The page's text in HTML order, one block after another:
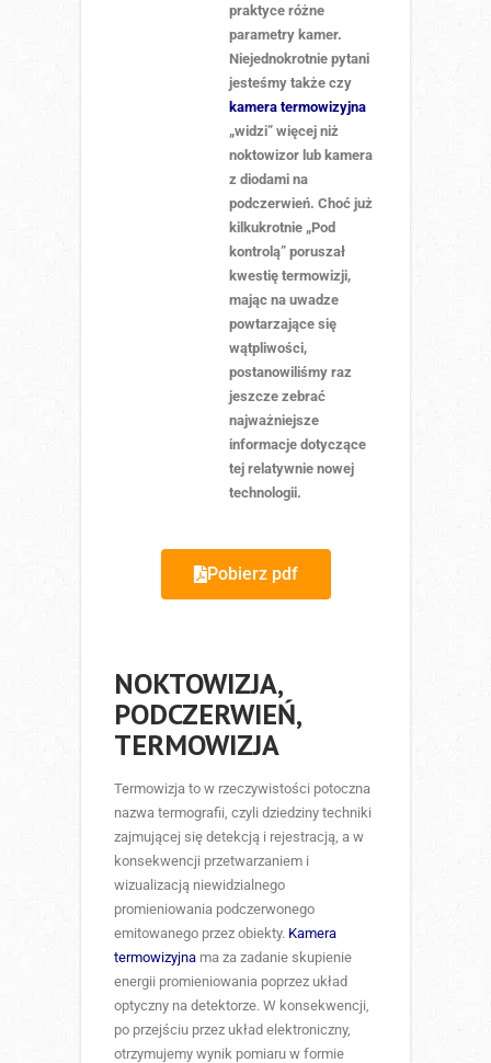
praktyce różne
parametry kamer.
Niejednokrotnie pytani
jesteśmy także czy
kamera termowizyjna
„widzi” więcej niż
noktowizor lub kamera
z diodami na
podczerwień. Choć już
kilkukrotnie „Pod
kontrolą” poruszał
kwestię termowizji,
mając na uwadze
powtarzające się
wątpliwości,
postanowiliśmy raz
jeszcze zebrać
najważniejsze
informacje dotyczące
tej relatywnie nowej
technologii.
Pobierz pdf
NOKTOWIZJA,
PODCZERWIEŃ,
TERMOWIZJA
Termowizja to w rzeczywistości potoczna
nazwa termografii, czyli dziedziny techniki
zajmującej się detekcją i rejestracją, a w
konsekwencji przetwarzaniem i
wizualizacją niewidzialnego
promieniowania podczerwonego
emitowanego przez obiekty. Kamera
termowizyjna ma za zadanie skupienie
energii promieniowania poprzez układ
optyczny na detektorze. W konsekwencji,
po przejściu przez układ elektroniczny,
otrzymujemy wynik pomiaru w formie